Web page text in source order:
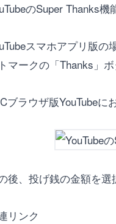
のSuper Thanks
スマホアプリ版
マークの「Thanks」
ブラウザ版YouTubeに
後、投げ銭の金額を選
リンク